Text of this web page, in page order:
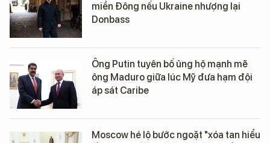
miền Đông nếu Ukraine nhượng lại
Donbass
Ông Putin tuyên bố ủng hộ mạnh mẽ
ông Maduro giữa lúc Mỹ đưa hạm đội
áp sát Caribe
Moscow hé lộ bước ngoặt "xóa tan hiểu